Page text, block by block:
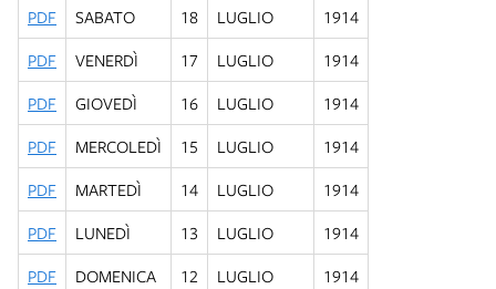
PDF
SABATO 18 LUGLIO
1914
PDF
VENERDÌ 17 LUGLIO
1914
PDF
GIOVEDÌ 16 LUGLIO
1914
PDF
MERCOLEDÌ 15 LUGLIO
1914
PDF
MARTEDÌ 14 LUGLIO
1914
PDF
LUNEDÌ 13 LUGLIO
1914
PDF
DOMENICA 12 LUGLIO
1914